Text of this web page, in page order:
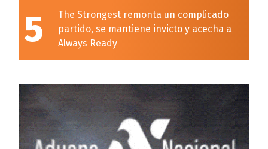
5
The Strongest remonta un complicado
partido, se mantiene invicto y acecha a
Always Ready